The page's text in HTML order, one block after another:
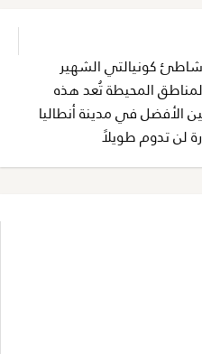
كونيالتي الشهير
المحيطة تُعد هذه
الأفضل في مدينة أنطاليا
لن تدوم طويلاً